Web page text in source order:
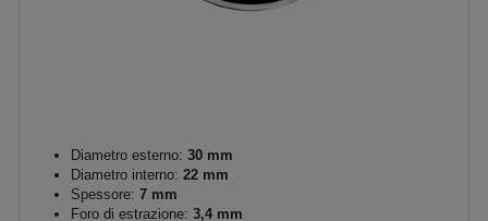
Diametro esterno: 30 mm
Diametro interno: 22 mm
Spessore: 7 mm
Foro di estrazione: 3,4 mm